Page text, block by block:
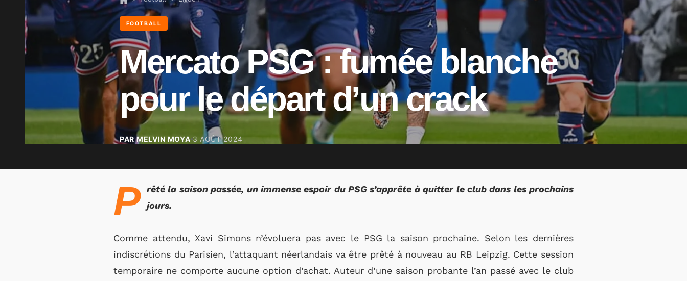
FOOTBALL
Mercato PSG : fumée blanche
pour le départ d’un crack
PAR MELVIN MOYA 3 AOÛT 2024
P rêté la saison passée, un immense espoir du PSG s’apprête à quitter le club dans les prochains
jours.
Comme attendu, Xavi Simons n’évoluera pas avec le PSG la saison prochaine. Selon les dernières
indiscrétions du Parisien, l’attaquant néerlandais va être prêté à nouveau au RB Leipzig. Cette session
temporaire ne comporte aucune option d’achat. Auteur d’une saison probante l’an passé avec le club